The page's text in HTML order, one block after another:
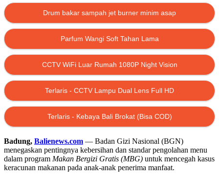
Drum bakar sampah jet burner minim asap
Parfum Wangi Soft Tahan Lama
CCTV WiFi Luar Rumah 1080P Night Vision
Terlaris - CCTV Lampu Dual Lens Full HD
Terlaris - Kebaya Bali Brokat (Bisa COD)
Badung, Balienews.com — Badan Gizi Nasional (BGN)
menegaskan pentingnya kebersihan dan standar pengolahan menu
dalam program Makan Bergizi Gratis (MBG) untuk mencegah kasus
keracunan makanan pada anak-anak penerima manfaat.